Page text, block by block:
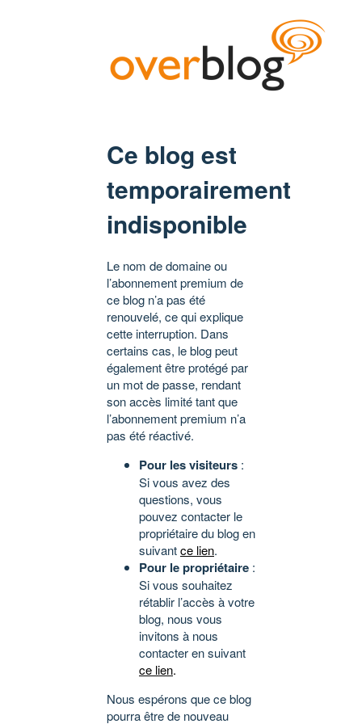
Ce blog est
temporairement
indisponible
Le nom de domaine ou
l’abonnement premium de
ce blog n’a pas été
renouvelé, ce qui explique
cette interruption. Dans
certains cas, le blog peut
également être protégé par
un mot de passe, rendant
son accès limité tant que
l’abonnement premium n’a
pas été réactivé.
Pour les visiteurs :
Si vous avez des
questions, vous
pouvez contacter le
propriétaire du blog en
suivantce lien.
Pour le propriétaire :
Si vous souhaitez
rétablir l’accès à votre
blog, nous vous
invitons à nous
contacter en suivant
ce lien.
Nous espérons que ce blog
pourra être de nouveau